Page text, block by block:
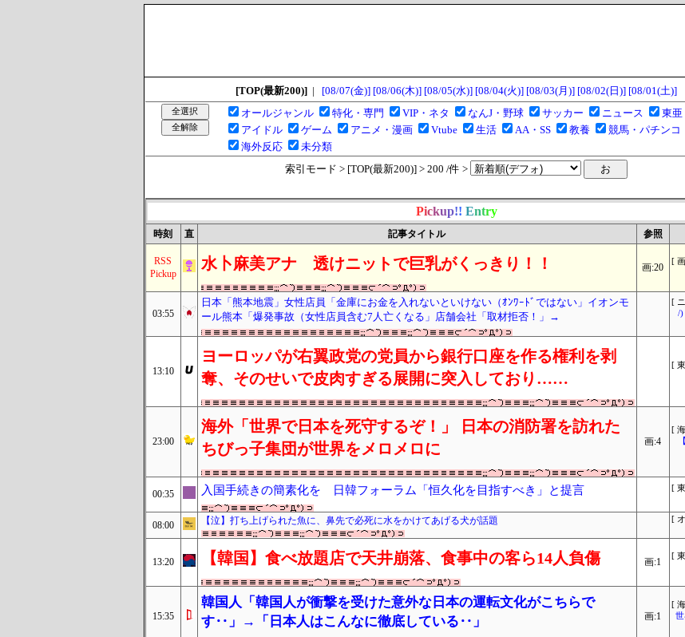
[TOP(最新200)] | [08/07(金)] [08/06(木)] [08/05(水)] [08/04(火)] [08/03(月)] [08/02(日)] [08/01(土)]
オールジャンル
特化・専門 VIP・ネタ なんJ・野球 サッカー ニュース 東亜
アイドル
ゲーム アニメ・漫画 Vtube 生活 AA・SS 教養 競馬・パチンコ
海外反応
未分類
索引モード > [TOP(最新200)] > 200 /件 >
Pickup!! Entry
時刻 直 記事タイトル 参照
RSS
Pickup
水卜麻美アナ 透けニットで巨乳がくっきり！！ 画:20
[
03:55
日本「熊本地震」女性店員「金庫にお金を入れないといけない（ｵﾝﾜｰﾄﾞではない」イオンモ
ール熊本「爆発事故（女性店員含む7人亡くなる」店舗会社「取材拒否！」→
[
/)
13:10
ヨーロッパが右翼政党の党員から銀行口座を作る権利を剥
奪、そのせいで皮肉すぎる展開に突入しており……
[
23:00
海外「世界で日本を死守するぞ！」 日本の消防署を訪れた
ちびっ子集団が世界をメロメロに
画:4
[
00:35 入国手続きの簡素化を 日韓フォーラム「恒久化を目指すべき」と提言
[
08:00 【泣】打ち上げられた魚に、鼻先で必死に水をかけてあげる犬が話題
[
13:20 【韓国】食べ放題店で天井崩落、食事中の客ら14人負傷 画:1
[
15:35
韓国人「韓国人が衝撃を受けた意外な日本の運転文化がこちらで
す‥」→「日本人はこんなに徹底している‥」
画:1
[